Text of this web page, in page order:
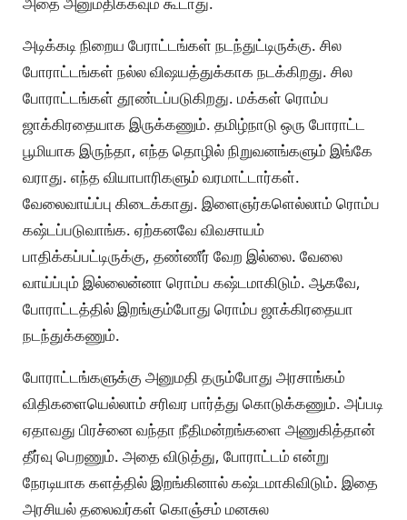
அடிக்கடி நிறைய பேராட்டங்கள் நடந்துட்டிருக்கு. சில
போராட்டங்கள் நல்ல விஷயத்துக்காக நடக்கிறது. சில
போராட்டங்கள் தூண்டப்படுகிறது. மக்கள் ரொம்ப
ஜாக்கிரதையாக இருக்கணும். தமிழ்நாடு ஒரு போராட்ட
பூமியாக இருந்தா, எந்த தொழில் நிறுவனங்களும் இங்கே
வராது. எந்த வியாபாரிகளும் வரமாட்டார்கள்.
வேலைவாய்ப்பு கிடைக்காது. இளைஞர்களெல்லாம் ரொம்ப
கஷ்டப்படுவாங்க. ஏற்கனவே விவசாயம்
பாதிக்கப்பட்டிருக்கு, தண்ணீர் வேற இல்லை. வேலை
வாய்ப்பும் இல்லைன்னா ரொம்ப கஷ்டமாகிடும். ஆகவே,
போராட்டத்தில் இறங்கும்போது ரொம்ப ஜாக்கிரதையா
நடந்துக்கணும்.
போராட்டங்களுக்கு அனுமதி தரும்போது அரசாங்கம்
விதிகளையெல்லாம் சரிவர பார்த்து கொடுக்கணும். அப்படி
ஏதாவது பிரச்னை வந்தா நீதிமன்றங்களை அணுகித்தான்
தீர்வு பெறணும். அதை விடுத்து, போராட்டம் என்று
நேரடியாக களத்தில் இறங்கினால் கஷ்டமாகிவிடும். இதை
அரசியல் தலைவர்கள் கொஞ்சம் மனசுல